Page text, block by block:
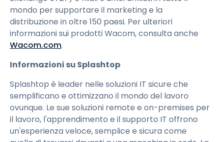
mondo per supportare il marketing e la
distribuzione in oltre 150 paesi. Per ulteriori
informazioni sui prodotti Wacom, consulta anche
Wacom.com.
Informazioni su Splashtop
Splashtop è leader nelle soluzioni IT sicure che
semplificano e ottimizzano il mondo del lavoro
ovunque. Le sue soluzioni remote e on-premises per
il lavoro, l'apprendimento e il supporto IT offrono
un'esperienza veloce, semplice e sicura come